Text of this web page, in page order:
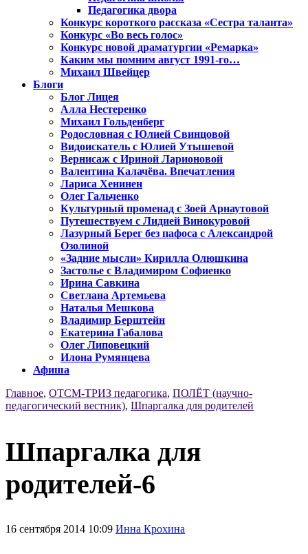
Педагогика двора
Конкурс короткого рассказа «Сестра таланта»
Конкурс «Во весь голос»
Конкурс новой драматургии «Ремарка»
Каким мы помним август 1991-го…
Михаил Швейцер
Блоги
Блог Лицея
Алла Нестеренко
Михаил Гольденберг
Родословная с Юлией Свинцовой
Видоискатель с Юлией Утышевой
Вернисаж с Ириной Ларионовой
Валентина Калачёва. Впечатления
Лариса Хенинен
Олег Гальченко
Культурный променад с Зоей Арнаутовой
Путешествуем с Лидией Винокуровой
Лазурный Берег без пафоса с Александрой
Озолиной
«Задние мысли» Кирилла Олюшкина
Застолье с Владимиром Софиенко
Ирина Савкина
Светлана Артемьева
Наталья Мешкова
Владимир Берштейн
Екатерина Габалова
Олег Липовецкий
Илона Румянцева
Афиша
Главное, ОТСМ-ТРИЗ педагогика, ПОЛЁТ (научно-
педагогический вестник), Шпаргалка для родителей
Шпаргалка для
родителей-6
16 сентября 2014 10:09 Инна Крохина